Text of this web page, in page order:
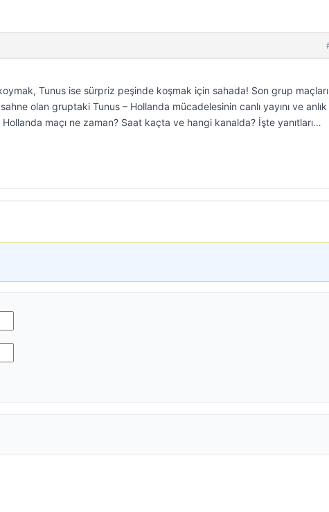
Tunus ise sürpriz peşinde koşmak için sahada! Son grup maçları
olan gruptaki Tunus – Hollanda mücadelesinin canlı yayını ve anlık
Hollanda maçı ne zaman? Saat kaçta ve hangi kanalda? İşte yanıtları…